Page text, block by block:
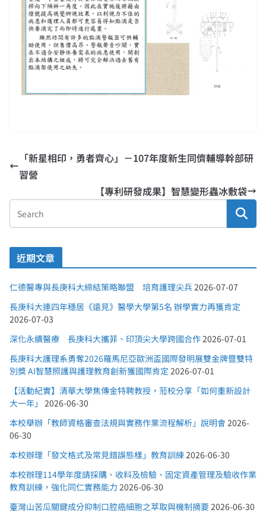
「新星相印，勇者齊心」－107年度新生同儕輔導幹部研
習營
【專利研發成果】智慧變形蟲冰敷袋
近期文章
仁德醫專與長庚科大締結策略聯盟 培育護理尖兵2026-07-07
長庚科大連四年穩居《遠見》醫學大學第5名 辦學實力再獲肯定
2026-07-03
深化永續醫療 長庚科大攜菲、印頂尖大學跨國合作2026-07-01
長庚科大護理系勇奪2026羅馬尼亞歐洲盃國際發明展雙金牌暨雙特
別獎 AI智慧照護與護理教育創新獲國際肯定 2026-07-01
【活動紀實】清華大學焦傳金特聘教授，蒞校分享「如何重新設計
大一年」 2026-06-30
本校舉辦「教師資格審查法規與實務作業流程解析」說明會2026-
06-30
本校辦理「發文格式及常見錯誤態樣」教育訓練2026-06-30
本校辦理114學年度請採購、收料及檢驗、固定資產管理及驗收作業
教育訓練，強化同仁實務能力 2026-06-30
臺灣山苦瓜關鍵成分抑制口腔癌細胞之萃取與機制摘要2026-06-30